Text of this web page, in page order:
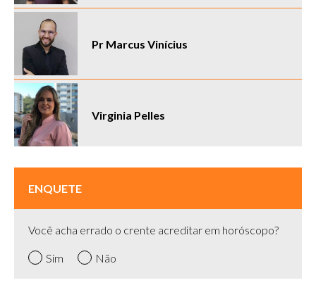
Pr Marcus Vinícius
Virginia Pelles
ENQUETE
Você acha errado o crente acreditar em horóscopo?
Sim Não